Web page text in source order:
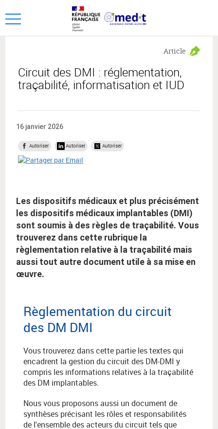
au
menu
au
contenu
Ouvrir
Circuit des DMI : réglementation,
traçabilité, informatisation et IUD
Article
16 janvier 2026
Autoriser Autoriser Autoriser
Les dispositifs médicaux et plus précisément
les dispositifs médicaux implantables (DMI)
sont soumis à des règles de traçabilité. Vous
trouverez dans cette rubrique la
règlementation relative à la traçabilité mais
aussi tout autre document utile à sa mise en
œuvre.
Règlementation du circuit
des DM DMI
Vous trouverez dans cette partie les textes qui
encadrent la gestion du circuit des DM-DMI y
compris les informations relatives à la traçabilité
des DM implantables.
Nous vous proposons aussi un document de
synthèses précisant les rôles et responsabilités
de l'ensemble des acteurs du circuit tels que